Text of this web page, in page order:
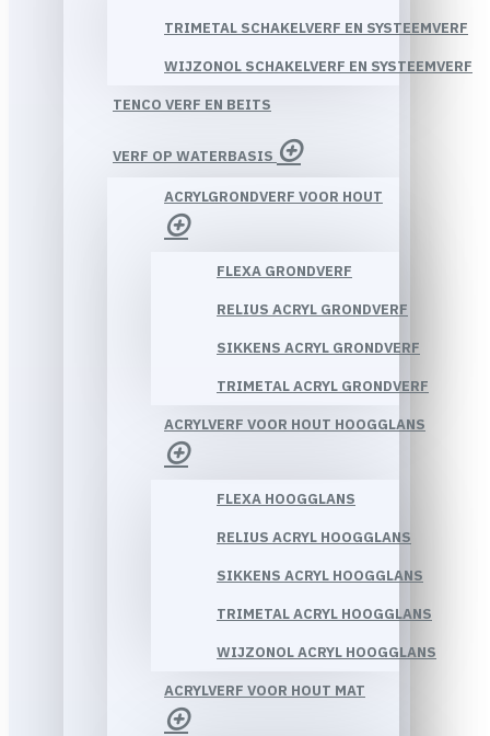
TRIMETAL SCHAKELVERF EN SYSTEEMVERF
WIJZONOL SCHAKELVERF EN SYSTEEMVERF
TENCO VERF EN BEITS
VERF OP WATERBASIS
ACRYLGRONDVERF VOOR HOUT
FLEXA GRONDVERF
RELIUS ACRYL GRONDVERF
SIKKENS ACRYL GRONDVERF
TRIMETAL ACRYL GRONDVERF
ACRYLVERF VOOR HOUT HOOGGLANS
FLEXA HOOGGLANS
RELIUS ACRYL HOOGGLANS
SIKKENS ACRYL HOOGGLANS
TRIMETAL ACRYL HOOGGLANS
WIJZONOL ACRYL HOOGGLANS
ACRYLVERF VOOR HOUT MAT